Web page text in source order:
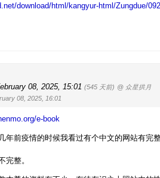
download/html/kangyur-html/Zungdue/
08, 2025, 15:01 (545 天前) @ 众星拱月
08, 2025, 16:01
e-book
年前疫情的时候我看过有个中文的网站有完
完整。